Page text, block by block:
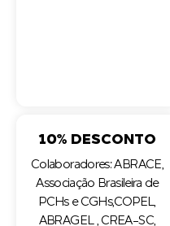
10% DESCONTO
Colaboradores: ABRACE,
Associação Brasileira de
PCHs e CGHs,COPEL,
ABRAGEL , CREA-SC,